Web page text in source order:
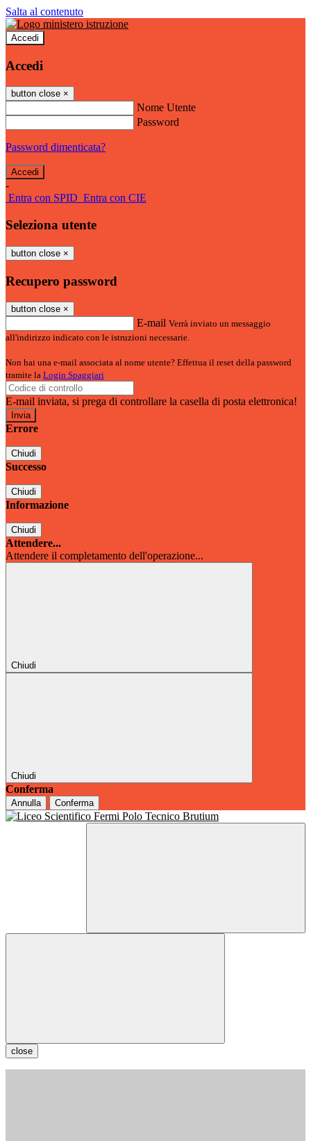
Salta al contenuto
Accedi
Accedi
button close ×
Nome Utente
Password
Password dimenticata?
-
Entra con SPID Entra con CIE
Seleziona utente
button close ×
Recupero password
button close ×
E-mail Verrà inviato un messaggio
all'indirizzo indicato con le istruzioni necessarie.
Non hai una e-mail associata al nome utente? Effettua il reset della password
tramite la Login Spaggiari
E-mail inviata, si prega di controllare la casella di posta elettronica!
Errore
Chiudi
Successo
Chiudi
Informazione
Chiudi
Attendere...
Attendere il completamento dell'operazione...
Chiudi
Chiudi
Conferma
Annulla Conferma
close